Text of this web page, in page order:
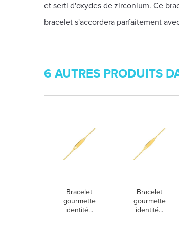
et serti d'oxydes de zirconium. Ce
bracelet s'accordera parfaitement
6 AUTRES PRODUITS
Bracelet
gourmette
identité...
Bracelet
gourmette
identité...